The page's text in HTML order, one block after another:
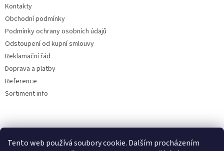
Tento web používá soubory cookie. Dalším procházením
Kontakty
Obchodní podmínky
Podmínky ochrany osobních údajů
Odstoupení od kupní smlouvy
Reklamační řád
Doprava a platby
Reference
Sortiment info
Reklamační řád